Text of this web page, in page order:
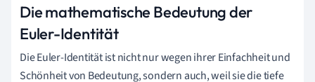
Die mathematische Bedeutung der
Euler-Identität
Die Euler-Identität ist nicht nur wegen ihrer Einfachheit und
Schönheit von Bedeutung, sondern auch, weil sie die tiefe